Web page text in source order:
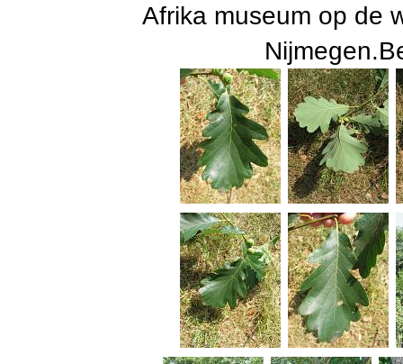
Afrika museum op de